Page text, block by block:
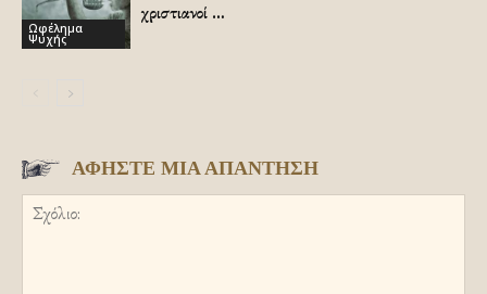
Ωφέλημα
Ψυχής
χριστιανοί …
ΑΦΗΣΤΕ ΜΙΑ ΑΠΑΝΤΗΣΗ